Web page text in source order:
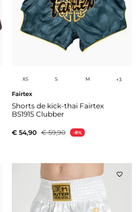
XS S M +3
Fairtex
Shorts de kick-thai Fairtex
BS1915 Clubber
€ 54,90 € 59,90 -8%